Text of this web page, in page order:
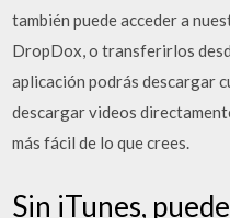
también puede acceder a
DropDox, o transferirlos
aplicación podrás descargar
descargar videos
más fácil de lo que crees.
Sin iTunes,